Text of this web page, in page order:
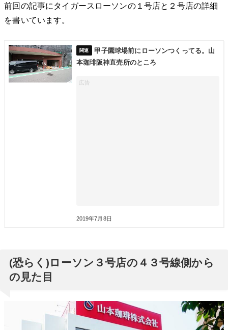
前回の記事にタイガースローソンの１号店と２号店の詳細
を書いています。
甲子園球場前にローソンつくってる。山
本珈琲阪神直売所のところ
2019年7月8日
(恐らく)ローソン３号店の４３号線側から
の見た目